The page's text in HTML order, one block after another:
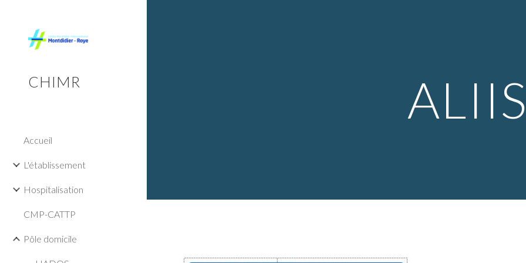
CHIMR
Accueil
L'établissement
Hospitalisation
CMP-CATTP
Pôle domicile
ALIIS